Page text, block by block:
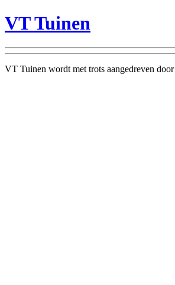
VT Tuinen
VT Tuinen wordt met trots aangedreven door